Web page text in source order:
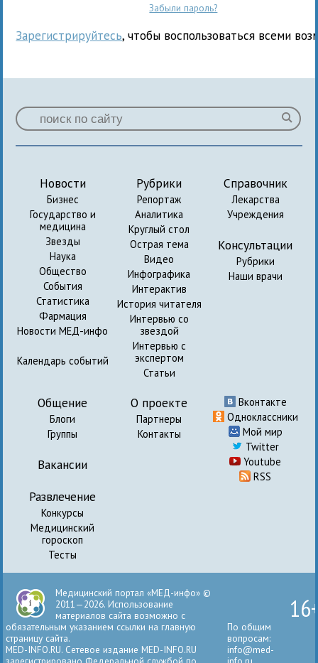
Забыли пароль?
Зарегистрируйтесь, чтобы воспользоваться всеми
Новости
Бизнес
Государство и
медицина
Звезды
Наука
Общество
События
Статистика
Фармация
Новости МЕД-инфо
Календарь событий
Рубрики
Репортаж
Аналитика
Круглый стол
Острая тема
Видео
Инфографика
Интерактив
История читателя
Интервью со
звездой
Интервью с
экспертом
Статьи
Справочник
Лекарства
Учреждения
Консультации
Рубрики
Наши врачи
Общение
Блоги
Группы
Вакансии
Развлечение
Конкурсы
Медицинский
гороскоп
Тесты
О проекте
Партнеры
Контакты
Вконтакте
Одноклассники
Мой мир
Twitter
Youtube
RSS
Медицинский портал «МЕД-инфо» ©
2011—2026. Использование
материалов сайта возможно с
обязательным указанием ссылки на главную
страницу сайта.
MED-INFO.RU. Сетевое издание MED-INFO.RU
По общим
вопросам:
info@med-